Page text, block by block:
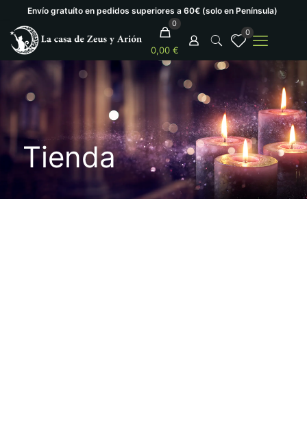
Envío gratuíto en pedidos superiores a 60€ (solo en Península)
0
0,00 €
0
Tienda